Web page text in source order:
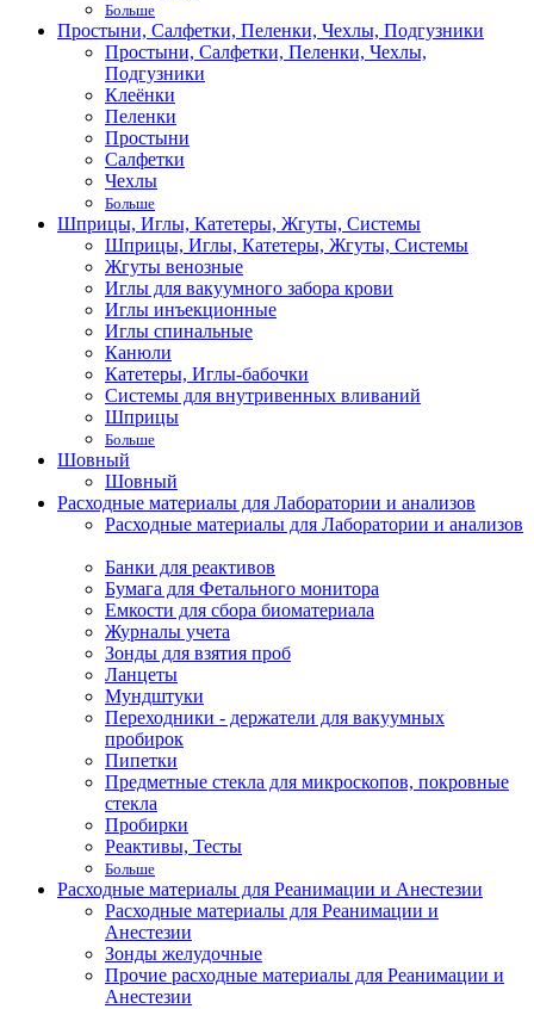
Больше
Простыни, Салфетки, Пеленки, Чехлы, Подгузники
Простыни, Салфетки, Пеленки, Чехлы,
Подгузники
Клеёнки
Пеленки
Простыни
Салфетки
Чехлы
Больше
Шприцы, Иглы, Катетеры, Жгуты, Системы
Шприцы, Иглы, Катетеры, Жгуты, Системы
Жгуты венозные
Иглы для вакуумного забора крови
Иглы инъекционные
Иглы спинальные
Канюли
Катетеры, Иглы-бабочки
Системы для внутривенных вливаний
Шприцы
Больше
Шовный
Шовный
Расходные материалы для Лаборатории и анализов
Расходные материалы для Лаборатории и анализов
Банки для реактивов
Бумага для Фетального монитора
Емкости для сбора биоматериала
Журналы учета
Зонды для взятия проб
Ланцеты
Мундштуки
Переходники - держатели для вакуумных
пробирок
Пипетки
Предметные стекла для микроскопов, покровные
стекла
Пробирки
Реактивы, Тесты
Больше
Расходные материалы для Реанимации и Анестезии
Расходные материалы для Реанимации и
Анестезии
Зонды желудочные
Прочие расходные материалы для Реанимации и
Анестезии